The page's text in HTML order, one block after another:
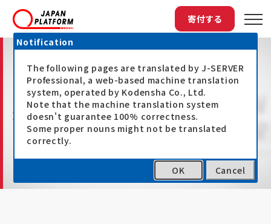
寄付する
最新情報
Notification
The following pages are translated by J-SERVER
Professional, a web-based machine translation
system, operated by Kodensha Co., Ltd.
Note that the machine translation system
doesn't guarantee 100% correctness.
Some proper nouns might not be translated
correctly.
OK Cancel